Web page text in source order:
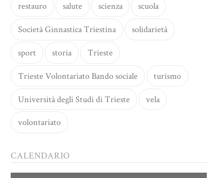
restauro salute scienza scuola
Società Ginnastica Triestina solidarietà
sport storia Trieste
Trieste Volontariato Bando sociale turismo
Università degli Studi di Trieste vela
volontariato
CALENDARIO